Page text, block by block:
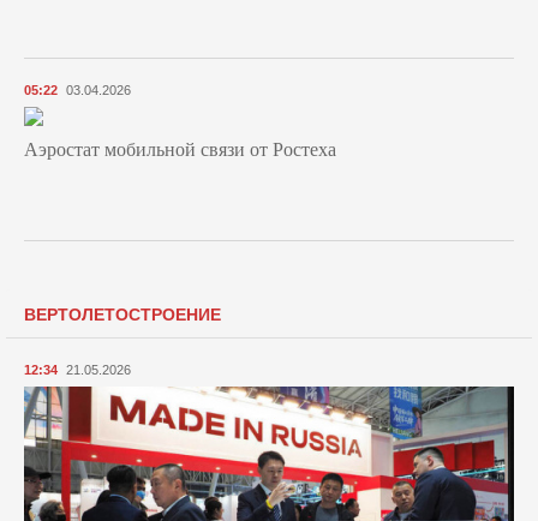
05:22 03.04.2026
Аэростат мобильной связи от Ростеха
ВЕРТОЛЕТОСТРОЕНИЕ
12:34 21.05.2026